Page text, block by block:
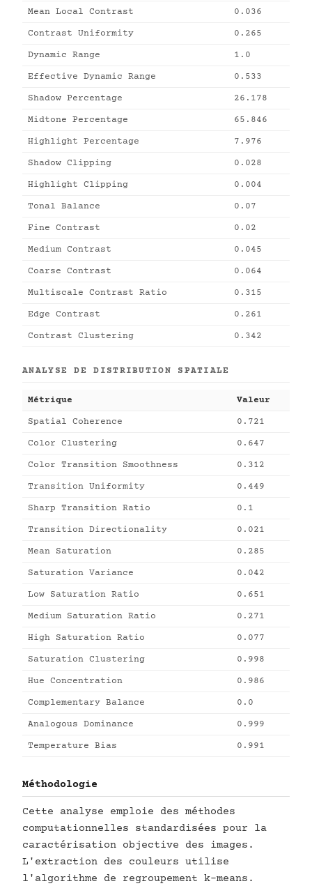
Mean Local Contrast 0.036
Contrast Uniformity 0.265
Dynamic Range 1.0
Effective Dynamic Range 0.533
Shadow Percentage 26.178
Midtone Percentage 65.846
Highlight Percentage 7.976
Shadow Clipping 0.028
Highlight Clipping 0.004
Tonal Balance 0.07
Fine Contrast 0.02
Medium Contrast 0.045
Coarse Contrast 0.064
Multiscale Contrast Ratio 0.315
Edge Contrast 0.261
Contrast Clustering 0.342
ANALYSE DE DISTRIBUTION SPATIALE
Métrique Valeur
Spatial Coherence 0.721
Color Clustering 0.647
Color Transition Smoothness 0.312
Transition Uniformity 0.449
Sharp Transition Ratio 0.1
Transition Directionality 0.021
Mean Saturation 0.285
Saturation Variance 0.042
Low Saturation Ratio 0.651
Medium Saturation Ratio 0.271
High Saturation Ratio 0.077
Saturation Clustering 0.998
Hue Concentration 0.986
Complementary Balance 0.0
Analogous Dominance 0.999
Temperature Bias 0.991
Méthodologie
Cette analyse emploie des méthodes
computationnelles standardisées pour la
caractérisation objective des images.
L'extraction des couleurs utilise
l'algorithme de regroupement k-means.